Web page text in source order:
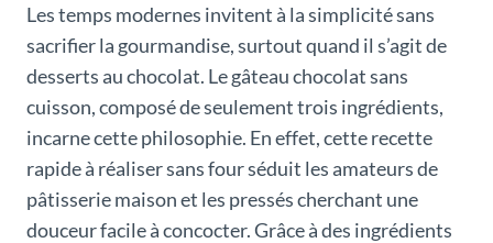
Les temps modernes invitent à la simplicité sans
sacrifier la gourmandise, surtout quand il s’agit de
desserts au chocolat. Le gâteau chocolat sans
cuisson, composé de seulement trois ingrédients,
incarne cette philosophie. En effet, cette recette
rapide à réaliser sans four séduit les amateurs de
pâtisserie maison et les pressés cherchant une
douceur facile à concocter. Grâce à des ingrédients